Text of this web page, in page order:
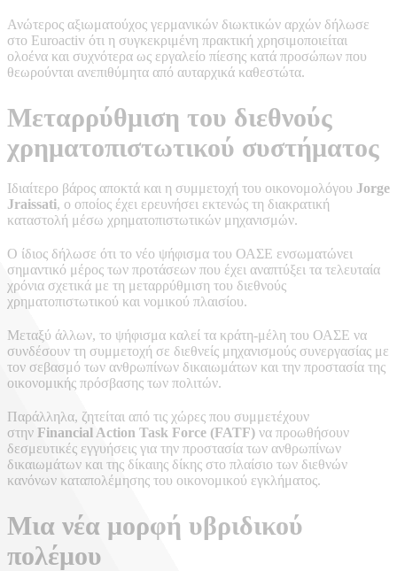
Ανώτερος αξιωματούχος γερμανικών διωκτικών αρχών δήλωσε
στο Euroactiv ότι η συγκεκριμένη πρακτική χρησιμοποιείται
ολοένα και συχνότερα ως εργαλείο πίεσης κατά προσώπων που
θεωρούνται ανεπιθύμητα από αυταρχικά καθεστώτα.
Μεταρρύθμιση του διεθνούς
χρηματοπιστωτικού συστήματος
Ιδιαίτερο βάρος αποκτά και η συμμετοχή του οικονομολόγου Jorge
Jraissati, ο οποίος έχει ερευνήσει εκτενώς τη διακρατική
καταστολή μέσω χρηματοπιστωτικών μηχανισμών.
Ο ίδιος δήλωσε ότι το νέο ψήφισμα του ΟΑΣΕ ενσωματώνει
σημαντικό μέρος των προτάσεων που έχει αναπτύξει τα τελευταία
χρόνια σχετικά με τη μεταρρύθμιση του διεθνούς
χρηματοπιστωτικού και νομικού πλαισίου.
Μεταξύ άλλων, το ψήφισμα καλεί τα κράτη-μέλη του ΟΑΣΕ να
συνδέσουν τη συμμετοχή σε διεθνείς μηχανισμούς συνεργασίας με
τον σεβασμό των ανθρωπίνων δικαιωμάτων και την προστασία της
οικονομικής πρόσβασης των πολιτών.
Παράλληλα, ζητείται από τις χώρες που συμμετέχουν
στην Financial Action Task Force (FATF) να προωθήσουν
δεσμευτικές εγγυήσεις για την προστασία των ανθρωπίνων
δικαιωμάτων και της δίκαιης δίκης στο πλαίσιο των διεθνών
κανόνων καταπολέμησης του οικονομικού εγκλήματος.
Μια νέα μορφή υβριδικού
πολέμου